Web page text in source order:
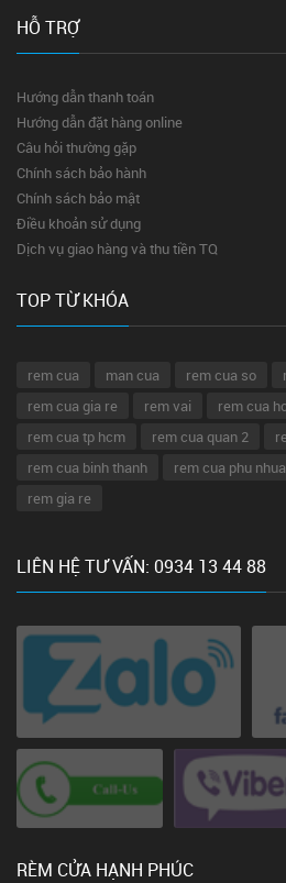
HỖ TRỢ
Hướng dẫn thanh toán
Hướng dẫn đặt hàng online
Câu hỏi thường gặp
Chính sách bảo hành
Chính sách bảo mật
Điều khoản sử dụng
Dịch vụ giao hàng và thu tiền TQ
TOP TỪ KHÓA
rem cua man cua rem cua so
rem cua gia re
rem vai rem cua
rem cua tp hcm
rem cua quan 2
rem cua binh thanh
rem cua phu
rem gia re
LIÊN HỆ TƯ VẤN: 0934 13 44 88
RÈM CỬA HẠNH PHÚC